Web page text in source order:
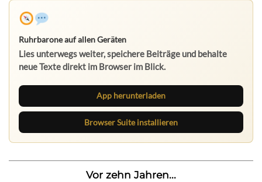
Ruhrbarone auf allen Geräten
Lies unterwegs weiter, speichere Beiträge und behalte
neue Texte direkt im Browser im Blick.
App herunterladen
Browser Suite installieren
Vor zehn Jahren...